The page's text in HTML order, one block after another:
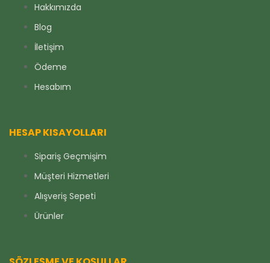
Hakkımızda
Blog
İletişim
Ödeme
Hesabım
HESAP KISAYOLLARI
Sipariş Geçmişim
Müşteri Hizmetleri
Alışveriş Sepeti
Ürünler